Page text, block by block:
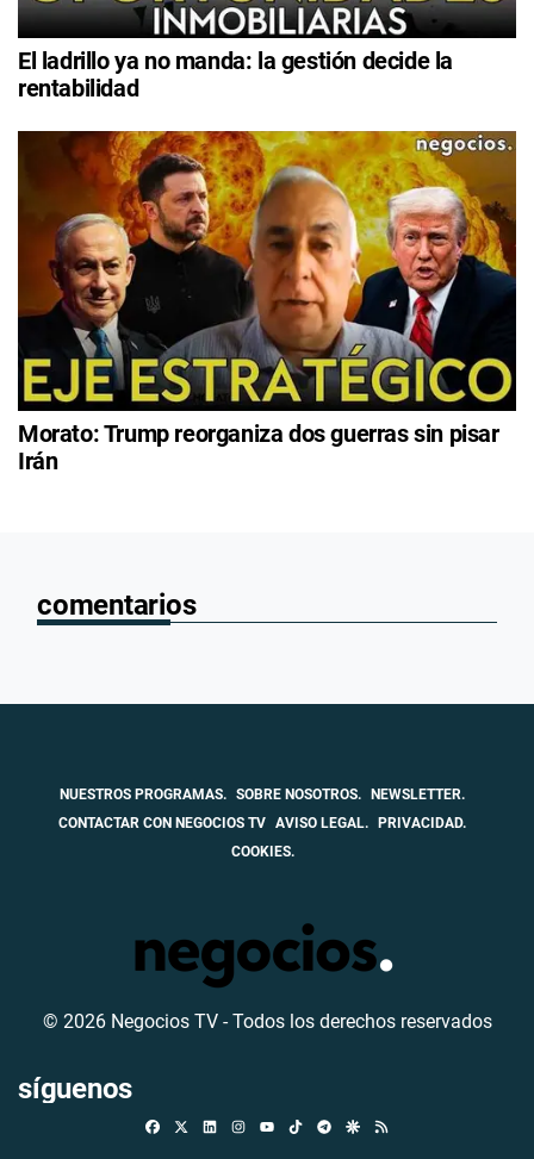
El ladrillo ya no manda: la gestión decide la
rentabilidad
Morato: Trump reorganiza dos guerras sin pisar
Irán
comentarios
NUESTROS PROGRAMAS. SOBRE NOSOTROS.
NEWSLETTER.
CONTACTAR CON NEGOCIOS TV AVISO LEGAL.
PRIVACIDAD.
COOKIES.
© 2026 Negocios TV - Todos los derechos reservados
síguenos
FacebookLinkedinInstagramTikTokTelegramGoogle Discover